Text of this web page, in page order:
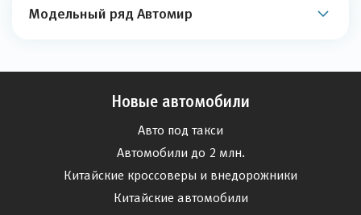
Модельный ряд Автомир
Новые автомобили
Авто под такси
Автомобили до 2 млн.
Китайские кроссоверы и внедорожники
Китайские автомобили